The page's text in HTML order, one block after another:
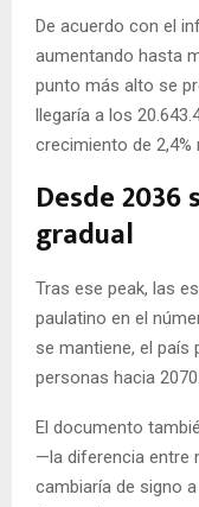
De acuerdo con el
aumentando hasta
punto más alto se
llegaría a los
crecimiento de 2,4%
Desde
gradual
Tras ese peak, las
paulatino en el
se mantiene, el país
personas hacia 2070.
El documento
—la diferencia entre
cambiaría de signo